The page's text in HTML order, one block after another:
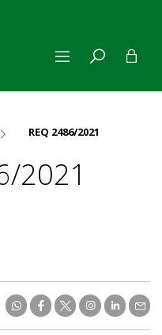
REQ 2486/2021
2021